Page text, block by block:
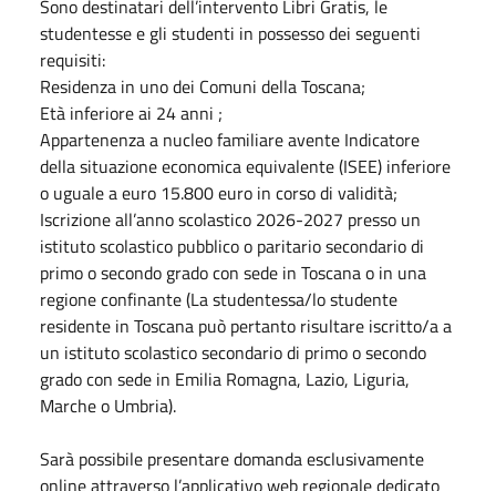
Sono destinatari dell’intervento Libri Gratis, le
studentesse e gli studenti in possesso dei seguenti
requisiti:
Residenza in uno dei Comuni della Toscana;
Età inferiore ai 24 anni ;
Appartenenza a nucleo familiare avente Indicatore
della situazione economica equivalente (ISEE) inferiore
o uguale a euro 15.800 euro in corso di validità;
Iscrizione all’anno scolastico 2026-2027 presso un
istituto scolastico pubblico o paritario secondario di
primo o secondo grado con sede in Toscana o in una
regione confinante (La studentessa/lo studente
residente in Toscana può pertanto risultare iscritto/a a
un istituto scolastico secondario di primo o secondo
grado con sede in Emilia Romagna, Lazio, Liguria,
Marche o Umbria).
Sarà possibile presentare domanda esclusivamente
online attraverso l’applicativo web regionale dedicato